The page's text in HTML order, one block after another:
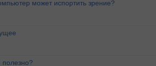
может испортить зрение?
полезно?